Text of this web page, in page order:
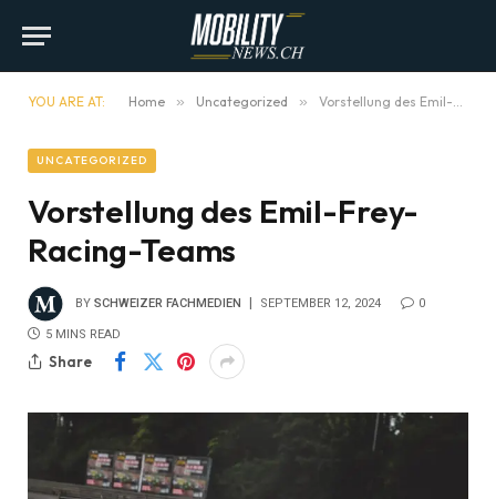
YOU ARE AT: Home » Uncategorized » Vorstellung des Emil-Frey-Racing-Teams
UNCATEGORIZED
Vorstellung des Emil-Frey-
Racing-Teams
BY SCHWEIZER FACHMEDIEN SEPTEMBER 12, 2024 0
5 MINS READ
Share